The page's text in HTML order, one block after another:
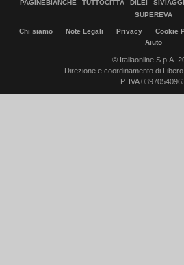
PAGINEBIANCHE
TUTTOCITTÀ DILEI
SUPEREVA
Chi siamo Note Legali Privacy Cookie
Aiuto
© Italiaonline S.p.A.
Direzione e coordinamento di Libero
P. IVA